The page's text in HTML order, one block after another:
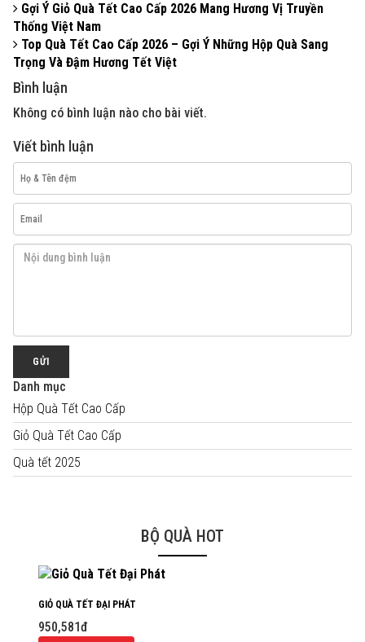
Gợi Ý Giỏ Quà Tết Cao Cấp 2026 Mang Hương Vị Truyền
Thống Việt Nam
Top Quà Tết Cao Cấp 2026 – Gợi Ý Những Hộp Quà Sang
Trọng Và Đậm Hương Tết Việt
Bình luận
Không có bình luận nào cho bài viết.
Viết bình luận
GỬI
Danh mục
Hộp Quà Tết Cao Cấp
Giỏ Quà Tết Cao Cấp
Quà tết 2025
BỘ QUÀ HOT
GIỎ QUÀ TẾT ĐẠI PHÁT
950,581đ